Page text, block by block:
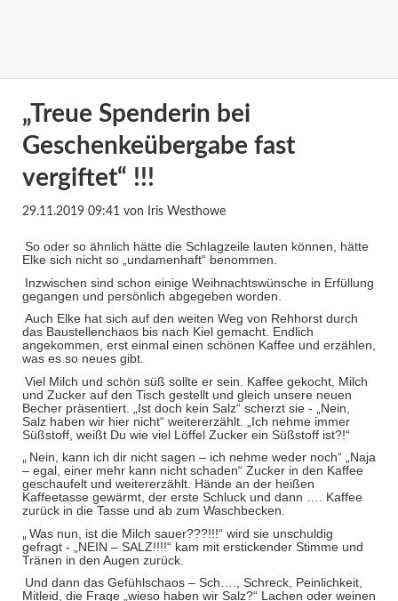
„Treue Spenderin bei
Geschenkeübergabe fast
vergiftet“ !!!
29.11.2019 09:41von Iris Westhowe
So oder so ähnlich hätte die Schlagzeile lauten können, hätte
Elke sich nicht so „undamenhaft“ benommen.
Inzwischen sind schon einige Weihnachtswünsche in Erfüllung
gegangen und persönlich abgegeben worden.
Auch Elke hat sich auf den weiten Weg von Rehhorst durch
das Baustellenchaos bis nach Kiel gemacht. Endlich
angekommen, erst einmal einen schönen Kaffee und erzählen,
was es so neues gibt.
Viel Milch und schön süß sollte er sein. Kaffee gekocht, Milch
und Zucker auf den Tisch gestellt und gleich unsere neuen
Becher präsentiert. „Ist doch kein Salz“ scherzt sie - „Nein,
Salz haben wir hier nicht“ weitererzählt. „Ich nehme immer
Süßstoff, weißt Du wie viel Löffel Zucker ein Süßstoff ist?!“
„ Nein, kann ich dir nicht sagen – ich nehme weder noch“ „Naja
– egal, einer mehr kann nicht schaden“ Zucker in den Kaffee
geschaufelt und weitererzählt. Hände an der heißen
Kaffeetasse gewärmt, der erste Schluck und dann …. Kaffee
zurück in die Tasse und ab zum Waschbecken.
„ Was nun, ist die Milch sauer???!!!“ wird sie unschuldig
gefragt - „NEIN – SALZ!!!!“ kam mit erstickender Stimme und
Tränen in den Augen zurück.
Und dann das Gefühlschaos – Sch…., Schreck, Peinlichkeit,
Mitleid, die Frage „wieso haben wir Salz?“ Lachen oder weinen